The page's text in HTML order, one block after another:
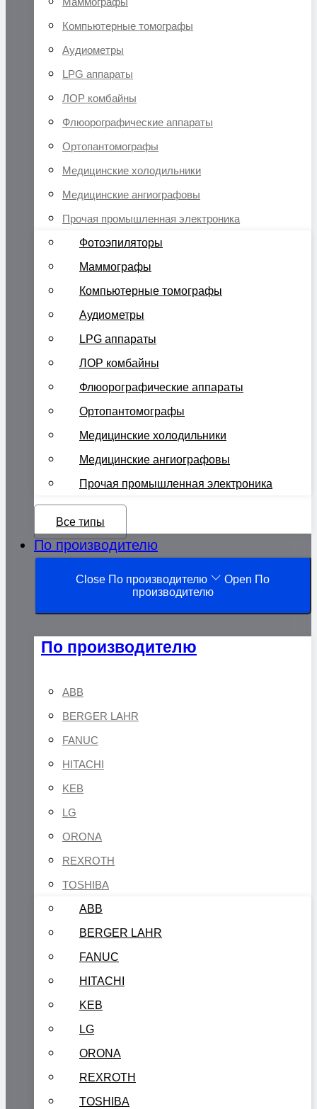
Компьютерные томографы
Аудиометры
LPG аппараты
ЛОР комбайны
Флюорографические аппараты
Ортопантомографы
Медицинские холодильники
Медицинские ангиографовы
Прочая промышленная электроника
Фотоэпиляторы
Маммографы
Компьютерные томографы
Аудиометры
LPG аппараты
ЛОР комбайны
Флюорографические аппараты
Ортопантомографы
Медицинские холодильники
Медицинские ангиографовы
Прочая промышленная электроника
Все типы
По производителю
Close По производителю
Open По
производителю
По производителю
ABB
BERGER LAHR
FANUC
HITACHI
KEB
LG
ORONA
REXROTH
TOSHIBA
ABB
BERGER LAHR
FANUC
HITACHI
KEB
LG
ORONA
REXROTH
TOSHIBA